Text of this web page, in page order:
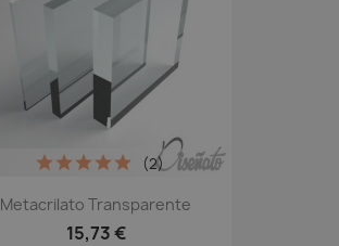
Metacrilato Transparente
15,73 €
(2)